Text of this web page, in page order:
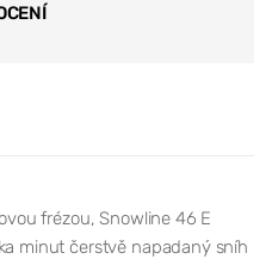
frézou, Snowline 46 E
minut čerstvě napadaný sníh